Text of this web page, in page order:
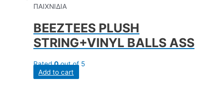
ΠΑΙΧΝΙΔΙΑ
BEEZTEES PLUSH
STRING+VINYL BALLS ASS
Rated0out of 5
Add to cart